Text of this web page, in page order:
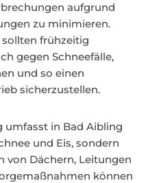
aufgrund
zu minimieren.
frühzeitig
gegen Schneefälle,
und so einen
sicherzustellen.
umfasst in Bad Aibling
und Eis, sondern
von Dächern, Leitungen
können